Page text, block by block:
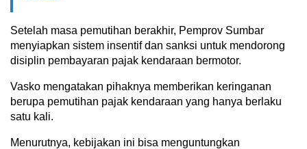
Setelah masa pemutihan berakhir, Pemprov Sumbar
menyiapkan sistem insentif dan sanksi untuk mendorong
disiplin pembayaran pajak kendaraan bermotor.
Vasko mengatakan pihaknya memberikan keringanan
berupa pemutihan pajak kendaraan yang hanya berlaku
satu kali.
Menurutnya, kebijakan ini bisa menguntungkan